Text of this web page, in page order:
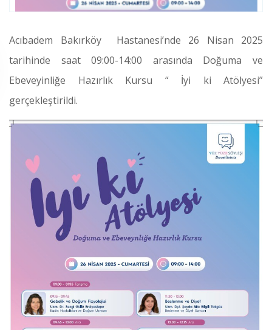
Acıbadem Bakırköy Hastanesi’nde 26 Nisan 2025
tarihinde saat 09:00-14:00 arasında Doğuma ve
Ebeveyinliğe Hazırlık Kursu “ İyi ki Atölyesi”
gerçekleştirildi.